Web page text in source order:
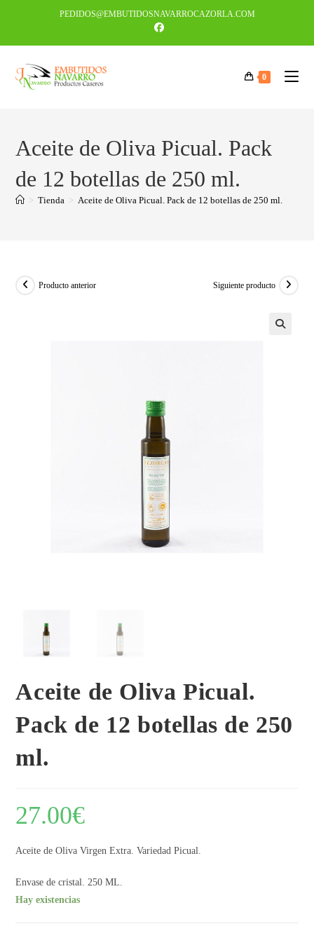
PEDIDOS@EMBUTIDOSNAVARROCAZORLA.COM
0
Aceite de Oliva Picual. Pack
de 12 botellas de 250 ml.
> Tienda > Aceite de Oliva Picual. Pack de 12 botellas de 250 ml.
Producto anterior Siguiente producto
Aceite de Oliva Picual.
Pack de 12 botellas de 250
ml.
27.00€
Aceite de Oliva Virgen Extra. Variedad Picual.
Envase de cristal. 250 ML.
Hay existencias